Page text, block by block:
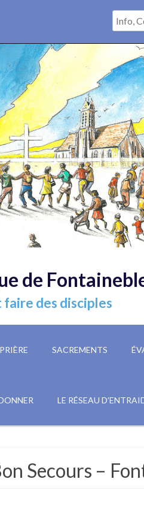
de
faire des disciples
SACREMENTS
LE RÉSEAU
Secours –